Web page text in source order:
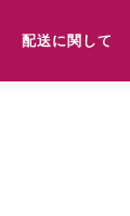
配送に関して